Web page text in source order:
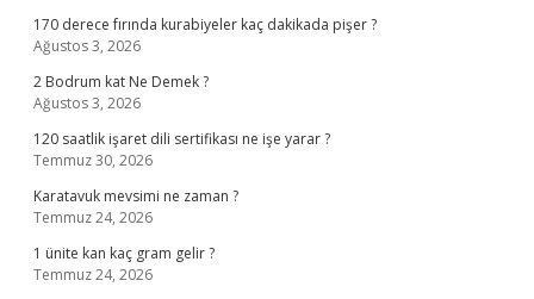
170 derece fırında kurabiyeler kaç dakikada pişer ?
Ağustos 3, 2026
2 Bodrum kat Ne Demek ?
Ağustos 3, 2026
120 saatlik işaret dili sertifikası ne işe yarar ?
Temmuz 30, 2026
Karatavuk mevsimi ne zaman ?
Temmuz 24, 2026
1 ünite kan kaç gram gelir ?
Temmuz 24, 2026